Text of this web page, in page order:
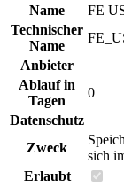
Name
FE
Technischer
Name
Anbieter
Ablauf in
Tagen
0
Datenschutz
Zweck
sich
Erlaubt